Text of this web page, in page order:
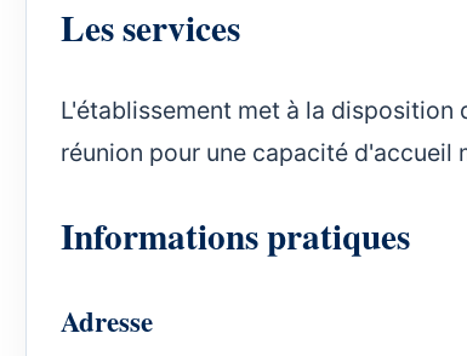
Les services
L'établissement met à la disposition
réunion pour une capacité d'accueil
Informations pratiques
Adresse